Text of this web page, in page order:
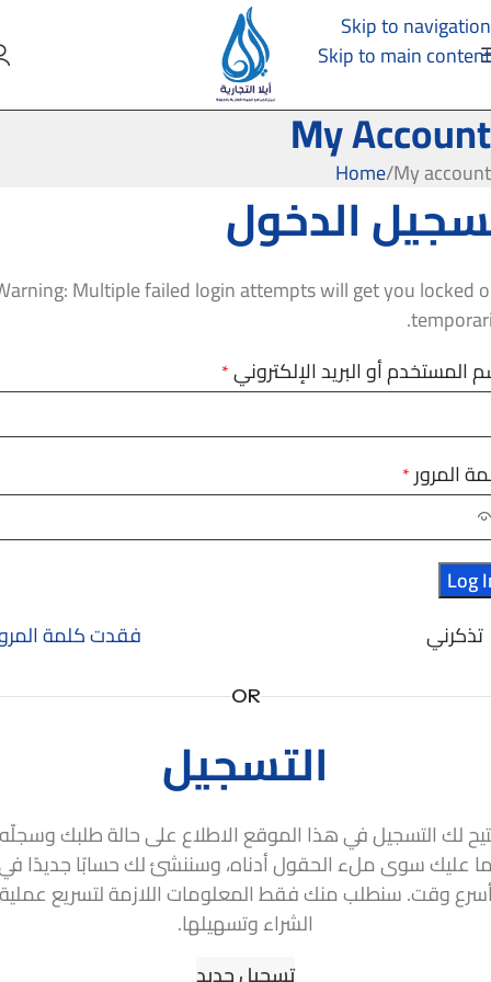
Skip to navigation
Skip to main content
My Account
Home My account
الدخول
Multiple failed login attempts will get you locked
المستخدم أو البريد الإلكتروني*
المرور*
Log
فقدت كلمة
تذكرني
OR
التسجيل
لك التسجيل في هذا الموقع الاطلاع على حالة طلبك
عليك سوى ملء الحقول أدناه، وسننشئ لك حسابًا جديدًا
وقت. سنطلب منك فقط المعلومات اللازمة لتسريع
الشراء وتسهيلها.